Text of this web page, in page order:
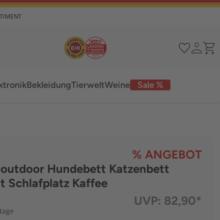
Sale %
BekleidungTierweltWeine
% ANGEBOT
Hundebett Katzenbett
Schlafplatz Kaffee
UVP: 82,90*